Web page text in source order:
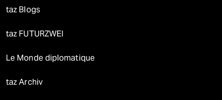
taz Blogs
taz FUTURZWEI
Le Monde diplomatique
taz Archiv